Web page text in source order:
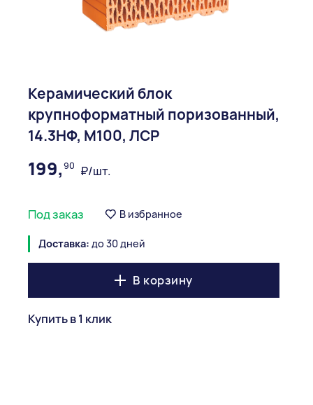
Керамический блок
крупноформатный поризованный,
14.3НФ, М100, ЛСР
199,90 ₽/шт.
Под заказ В избранное
Доставка: до 30 дней
В корзину
Купить в 1 клик